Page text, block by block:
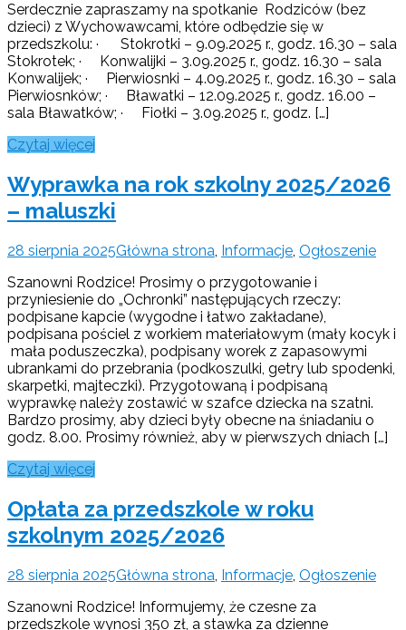
Serdecznie zapraszamy na spotkanie Rodziców (bez
dzieci) z Wychowawcami, które odbędzie się w
przedszkolu: · Stokrotki – 9.09.2025 r., godz. 16.30 – sala
Stokrotek; · Konwalijki – 3.09.2025 r., godz. 16.30 – sala
Konwalijek; · Pierwiosnki – 4.09.2025 r., godz. 16.30 – sala
Pierwiosnków; · Bławatki – 12.09.2025 r., godz. 16.00 –
sala Bławatków; · Fiołki – 3.09.2025 r., godz. […]
Czytaj więcej
Wyprawka na rok szkolny 2025/2026
– maluszki
28 sierpnia 2025Główna strona, Informacje, Ogłoszenie
Szanowni Rodzice! Prosimy o przygotowanie i
przyniesienie do „Ochronki” następujących rzeczy:
podpisane kapcie (wygodne i łatwo zakładane),
podpisana pościel z workiem materiałowym (mały kocyk i
mała poduszeczka), podpisany worek z zapasowymi
ubrankami do przebrania (podkoszulki, getry lub spodenki,
skarpetki, majteczki). Przygotowaną i podpisaną
wyprawkę należy zostawić w szafce dziecka na szatni.
Bardzo prosimy, aby dzieci były obecne na śniadaniu o
godz. 8.00. Prosimy również, aby w pierwszych dniach […]
Czytaj więcej
Opłata za przedszkole w roku
szkolnym 2025/2026
28 sierpnia 2025Główna strona, Informacje, Ogłoszenie
Szanowni Rodzice! Informujemy, że czesne za
przedszkole wynosi 350 zł, a stawka za dzienne